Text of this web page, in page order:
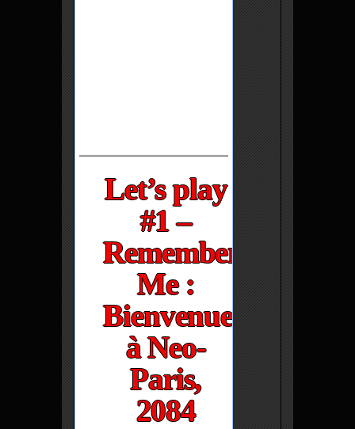
Let’s play
#1 –
Remember
Me :
Bienvenue
à Neo-
Paris,
2084